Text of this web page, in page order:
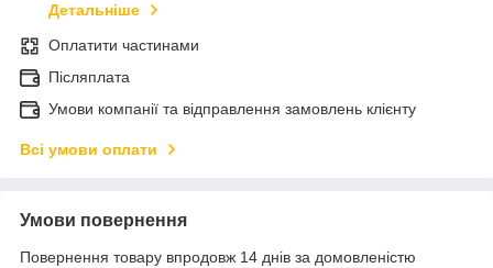
Детальніше
Оплатити частинами
Післяплата
Умови компанії та відправлення замовлень клієнту
Всі умови оплати
Умови повернення
Повернення товару впродовж 14 днів за домовленістю